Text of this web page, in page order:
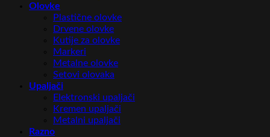
Olovke
Plastične olovke
Drvene olovke
Kutije za olovke
Markeri
Metalne olovke
Setovi olovaka
Upaljači
Elektronski upaljači
Kremen upaljači
Metalni upaljači
Razno